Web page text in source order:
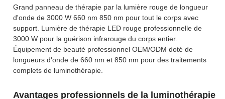
Grand panneau de thérapie par la lumière rouge de longueur
d'onde de 3000 W 660 nm 850 nm pour tout le corps avec
support. Lumière de thérapie LED rouge professionnelle de
3000 W pour la guérison infrarouge du corps entier.
Équipement de beauté professionnel OEM/ODM doté de
longueurs d'onde de 660 nm et 850 nm pour des traitements
complets de luminothérapie.
Avantages professionnels de la luminothérapie